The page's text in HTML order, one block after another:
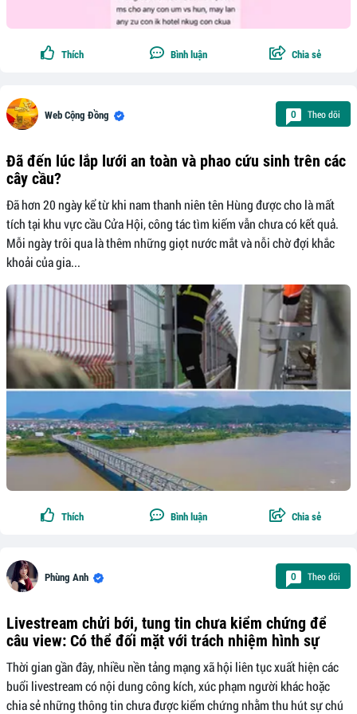
Thích Bình luận Chia sẻ
Web Cộng Đồng 0 Theo dõi
Đã đến lúc lắp lưới an toàn và phao cứu sinh trên các
cây cầu?
Đã hơn 20 ngày kể từ khi nam thanh niên tên Hùng được cho là mất
tích tại khu vực cầu Cửa Hội, công tác tìm kiếm vẫn chưa có kết quả.
Mỗi ngày trôi qua là thêm những giọt nước mắt và nỗi chờ đợi khắc
khoải của gia...
Thích Bình luận Chia sẻ
Phùng Anh 0 Theo dõi
Livestream chửi bới, tung tin chưa kiểm chứng để
câu view: Có thể đối mặt với trách nhiệm hình sự
Thời gian gần đây, nhiều nền tảng mạng xã hội liên tục xuất hiện các
buổi livestream có nội dung công kích, xúc phạm người khác hoặc
chia sẻ những thông tin chưa được kiểm chứng nhằm thu hút sự chú